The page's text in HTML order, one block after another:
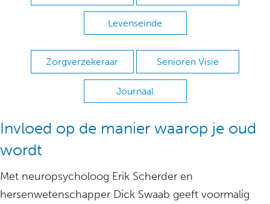
Levenseinde
Zorgverzekeraar Senioren Visie
Journaal
Invloed op de manier waarop je oud
wordt
Met neuropsycholoog Erik Scherder en
hersenwetenschapper Dick Swaab geeft voormalig